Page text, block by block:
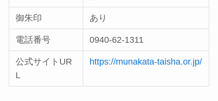
御朱印 あり
電話番号 0940-62-1311
公式サイトUR
L
https://munakata-taisha.or.jp/